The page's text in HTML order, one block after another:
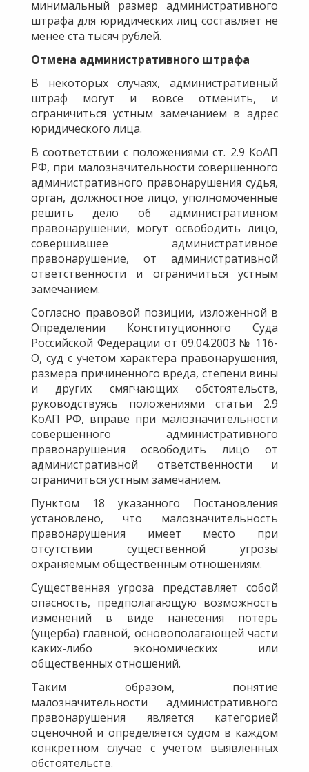
минимальный размер административного
штрафа для юридических лиц составляет не
менее ста тысяч рублей.
Отмена административного штрафа
В некоторых случаях, административный
штраф могут и вовсе отменить, и
ограничиться устным замечанием в адрес
юридического лица.
В соответствии с положениями ст. 2.9 КоАП
РФ, при малозначительности совершенного
административного правонарушения судья,
орган, должностное лицо, уполномоченные
решить дело об административном
правонарушении, могут освободить лицо,
совершившее административное
правонарушение, от административной
ответственности и ограничиться устным
замечанием.
Согласно правовой позиции, изложенной в
Определении Конституционного Суда
Российской Федерации от 09.04.2003 № 116-
О, суд с учетом характера правонарушения,
размера причиненного вреда, степени вины
и других смягчающих обстоятельств,
руководствуясь положениями статьи 2.9
КоАП РФ, вправе при малозначительности
совершенного административного
правонарушения освободить лицо от
административной ответственности и
ограничиться устным замечанием.
Пунктом 18 указанного Постановления
установлено, что малозначительность
правонарушения имеет место при
отсутствии существенной угрозы
охраняемым общественным отношениям.
Существенная угроза представляет собой
опасность, предполагающую возможность
изменений в виде нанесения потерь
(ущерба) главной, основополагающей части
каких-либо экономических или
общественных отношений.
Таким образом, понятие
малозначительности административного
правонарушения является категорией
оценочной и определяется судом в каждом
конкретном случае с учетом выявленных
обстоятельств.